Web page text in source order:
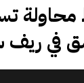
في ريف